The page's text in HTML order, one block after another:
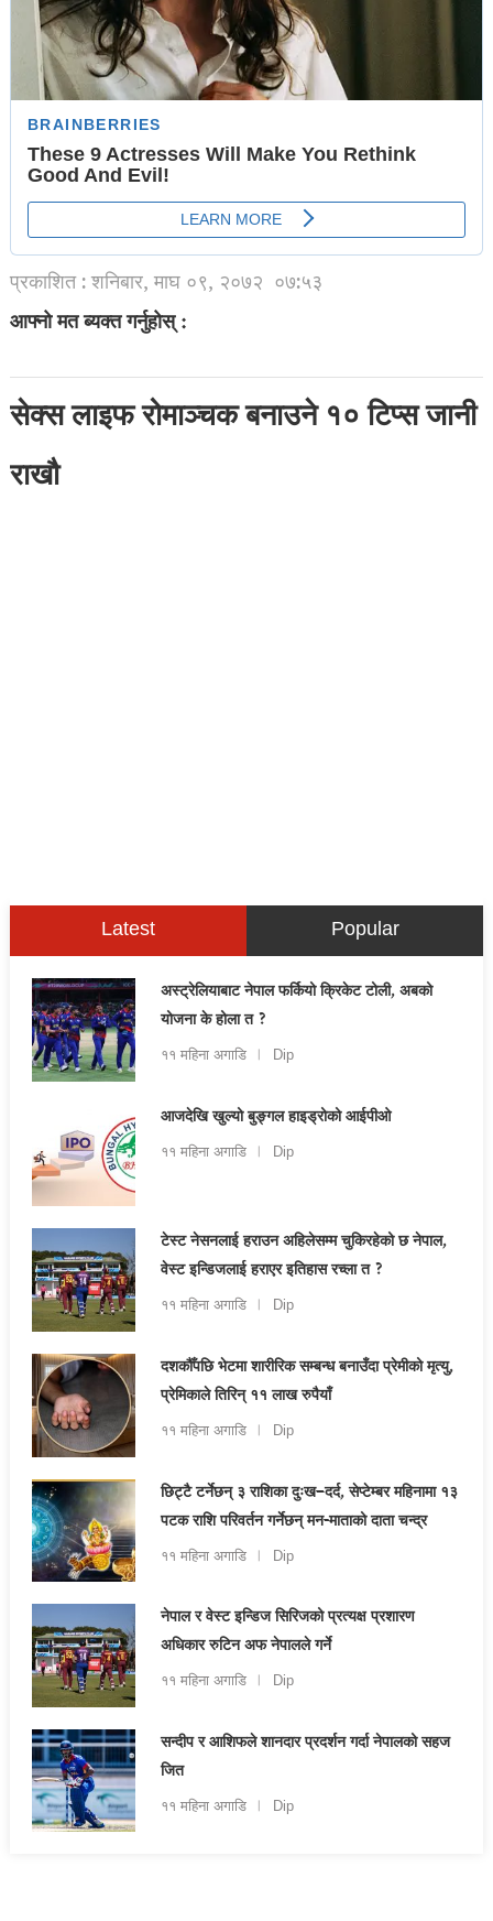
प्रकाशित : शनिबार, माघ ०९, २०७२ ०७:५३
आफ्नो मत ब्यक्त गर्नुहोस् :
सेक्स लाइफ रोमाञ्चक बनाउने १० टिप्स जानी
राखौ
Latest Popular
अस्ट्रेलियाबाट नेपाल फर्कियो क्रिकेट टोली, अबको
योजना के होला त ?
११ महिना अगाडि Dip
आजदेखि खुल्यो बुङ्गल हाइड्रोको आईपीओ
११ महिना अगाडि Dip
टेस्ट नेसनलाई हराउन अहिलेसम्म चुकिरहेको छ नेपाल,
वेस्ट इन्डिजलाई हराएर इतिहास रच्ला त ?
११ महिना अगाडि Dip
दशकौँपछि भेटमा शारीरिक सम्बन्ध बनाउँदा प्रेमीको मृत्यु,
प्रेमिकाले तिरिन् ११ लाख रुपैयाँ
११ महिना अगाडि Dip
छिट्टै टर्नेछन् ३ राशिका दुःख–दर्द, सेप्टेम्बर महिनामा १३
पटक राशि परिवर्तन गर्नेछन् मन-माताको दाता चन्द्र
११ महिना अगाडि Dip
नेपाल र वेस्ट इन्डिज सिरिजको प्रत्यक्ष प्रशारण
अधिकार रुटिन अफ नेपालले गर्ने
११ महिना अगाडि Dip
सन्दीप र आशिफले शानदार प्रदर्शन गर्दा नेपालको सहज
जित
११ महिना अगाडि Dip